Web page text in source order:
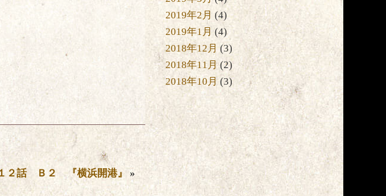
２話 Ｂ２ 『横浜開港』 »
2019年2月 (4)
2019年1月 (4)
2018年12月 (3)
2018年11月 (2)
2018年10月 (3)